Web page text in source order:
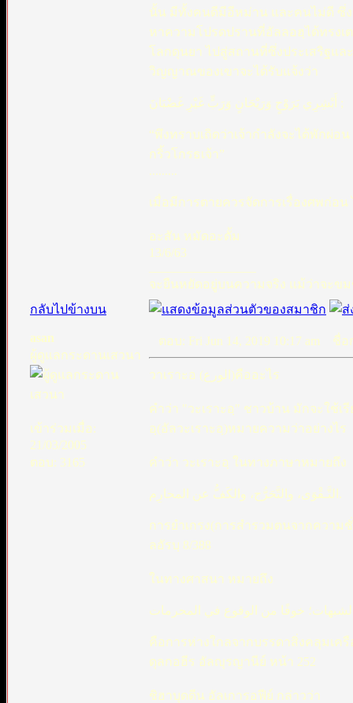
นั้น มีทั้งคนดีมีอีหม่าน และคนไม่ดี ซึ่ง
หาความโปรดปรานที่อัลลอฮฺได้ทรงเ
โลกดุนยา ไปสู่สถานที่ซึ่งประเสริฐแล
วิญญาณของเขาจะได้รับแจ้งว่า
أَبْشِرِي بَرَوْحٍ وَرَيْحَانٍ وَرَبٍّ غَيْرِ غَضْبَانَ ;
“พึงทราบเถิดว่าเจ้ากำลังจะได้พักผ่
กริ้วโกรธเจ้า”
.........
เมื่อมีการตายควรจัดการเรื่องศพก่อน
อะสัน หมัดอะดั้ม
13/6/63
จะยืนหยัดอยู่บนความจริง แม้ว่าจะข
กลับไปข้างบน
asan
ผู้ดูแลกระดานเสวนา
เข้าร่วมเมื่อ:
21/03/2005
ตอบ: 3165
ตอบ: Fri Jun 14, 2019 10:17 am ชื่อ
วาเราะอ (الورع)คืออะไร
คำว่า "วะเราะอฺ" ชาวบ้าน มักจะใช้เ
อฺ(อัลวะเราะอฺ)หมายความว่าอย่างไร
คำว่า วะเราะอฺ ในทางภาษาหมายถึง
التَّـقْوَى، والتَّحَرُّج، والكَفُّ عن المحارِم.
การยำเกรง(การสำรวมตนจากควา
ลอัรบฺ 8/388
ในทางศาสนา หมายถึง
خوفًا من الوقوع في المحرمات
คือการห่างใกลจากบรรดาสิ่งคลุมเค
ดุลกอฮีร อัลญุรญานีย์ หน้า 252
ชิฮาบุดดีน อัลเการอฟีย์ กล่าวว่า